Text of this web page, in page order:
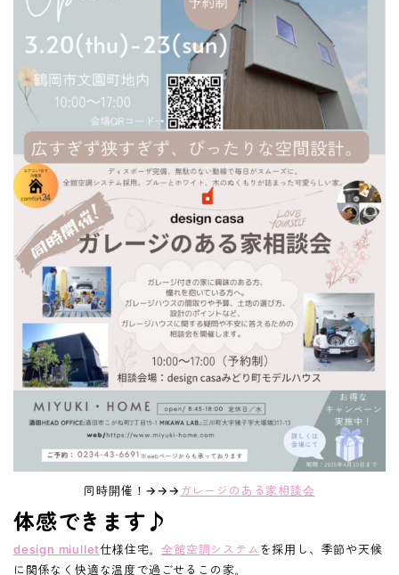
同時開催！→→→ ガレージのある家相談会
体感できます♪
design miullet仕様住宅。全館空調システム を採用し、季節や天候
に関係なく快適な温度で過ごせるこの家。